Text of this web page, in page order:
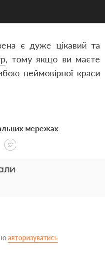
є дуже цікавий та
, тому якщо ви маєте
неймовірної краси
мережах
авторизуватись